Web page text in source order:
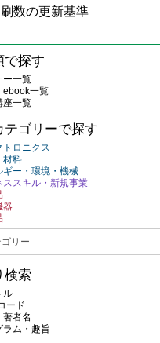
数の更新基準
で探す
ー一覧
ebook一覧
座一覧
テゴリーで探す
トロニクス
材料
ギー・環境・機械
ススキル・新規事業
器
検索
ル
ード
著者名
ラム・趣旨